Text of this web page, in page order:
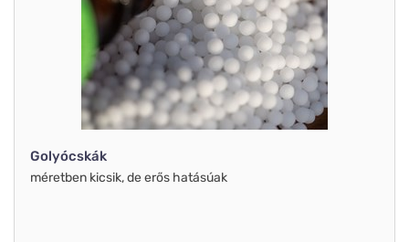
Golyócskák
méretben kicsik, de erős hatásúak